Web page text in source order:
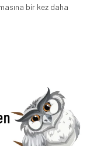
bir kez daha